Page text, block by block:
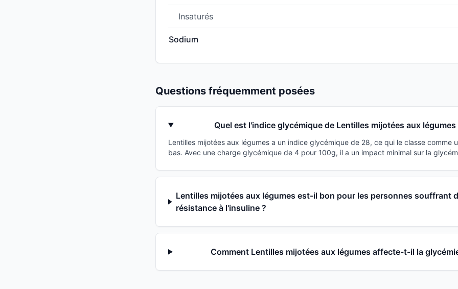
Insaturés
Sodium
Questions fréquemment posées
Quel est l'indice glycémique de Lentilles mijotées aux légumes
Lentilles mijotées aux légumes a un indice glycémique de 28, ce qui le classe comme
bas. Avec une charge glycémique de 4 pour 100g, il a un impact minimal sur la
Lentilles mijotées aux légumes est-il bon pour les personnes souffrant
résistance à l'insuline ?
Comment Lentilles mijotées aux légumes affecte-t-il la